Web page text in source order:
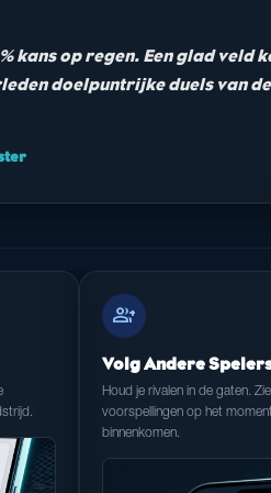
kans op regen. Een glad
doelpuntrijke duels van
group_add
Volg Andere
Houd je rivalen in de gaten.
voorspellingen op het
binnenkomen.